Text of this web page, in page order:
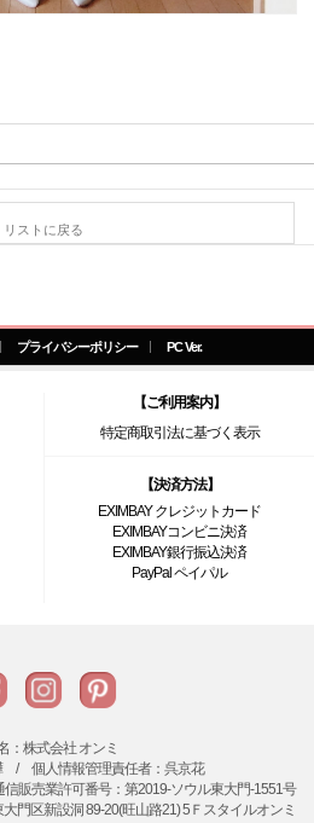
リストに戻る
プライバシーポリシー PC Ver.
【ご利用案内】
特定商取引法に基づく表示
【決済方法】
EXIMBAY クレジットカード
EXIMBAYコンビニ決済
EXIMBAY銀行振込決済
PayPal ペイパル
：株式会社 オンミ
/ 個人情報管理責任者：呉京花
販売業許可番号：第2019-ソウル東大門-1551号
門区新設洞 89-20(旺山路21) 5Ｆスタイルオンミ